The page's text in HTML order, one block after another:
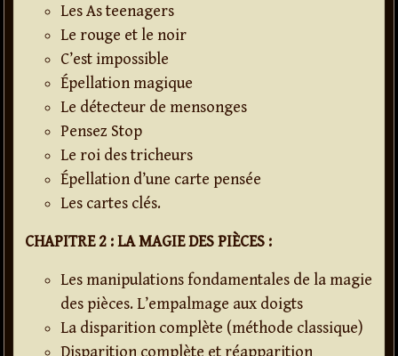
Les As teenagers
Le rouge et le noir
C’est impossible
Épellation magique
Le détecteur de mensonges
Pensez Stop
Le roi des tricheurs
Épellation d’une carte pensée
Les cartes clés.
CHAPITRE 2 : LA MAGIE DES PIÈCES :
Les manipulations fondamentales de la magie
des pièces. L’empalmage aux doigts
La disparition complète (méthode classique)
Disparition complète et réapparition